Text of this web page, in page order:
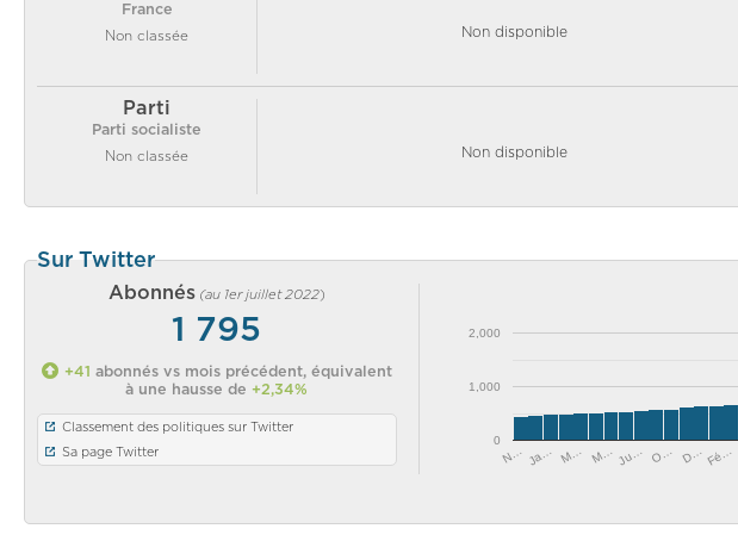
France
Non classée Non disponible
Parti
Parti socialiste
Non classée Non disponible
Sur Twitter
Abonnés (au 1er juillet 2022)
1 795
+41 abonnés vs mois précédent, équivalent
à une hausse de+2,34%
Classement des politiques sur Twitter
Sa page Twitter
N… Ja… M… M… Ju… O… D… Fé…
0
1,000
2,000